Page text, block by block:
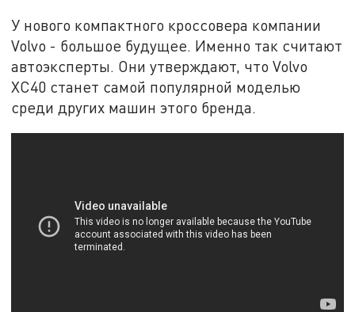
У нового компактного кроссовера компании
Volvo - большое будущее. Именно так считают
автоэксперты. Они утверждают, что Volvo
XC40 станет самой популярной моделью
среди других машин этого бренда.